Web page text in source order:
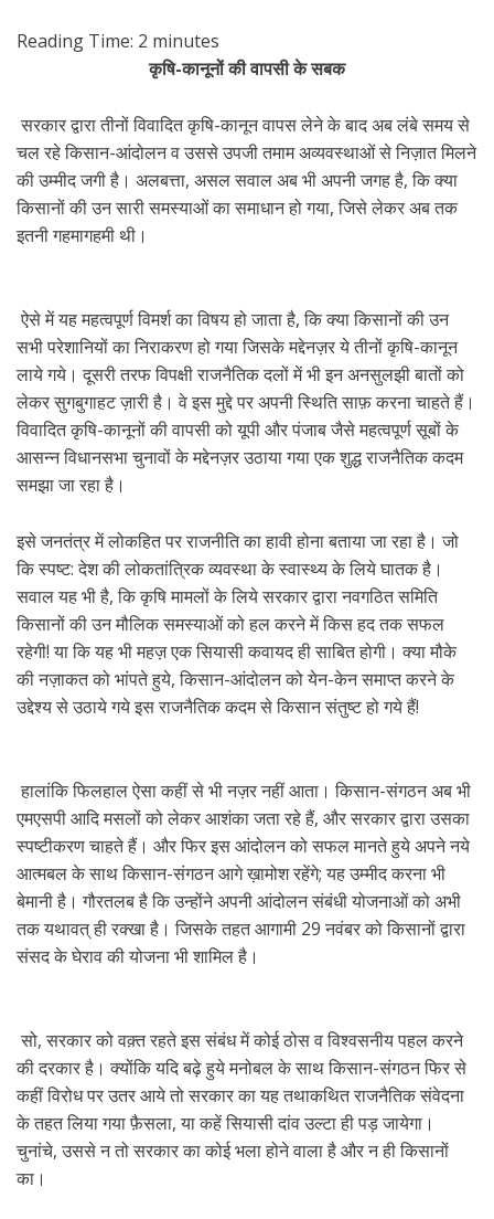
Reading Time: 2 minutes
कृषि-कानूनों की वापसी के सबक
सरकार द्वारा तीनों विवादित कृषि-कानून वापस लेने के बाद अब लंबे समय से
चल रहे किसान-आंदोलन व उससे उपजी तमाम अव्यवस्थाओं से निज़ात मिलने
की उम्मीद जगी है। अलबत्ता, असल सवाल अब भी अपनी जगह है, कि क्या
किसानों की उन सारी समस्याओं का समाधान हो गया, जिसे लेकर अब तक
इतनी गहमागहमी थी।
ऐसे में यह महत्वपूर्ण विमर्श का विषय हो जाता है, कि क्या किसानों की उन
सभी परेशानियों का निराकरण हो गया जिसके मद्देनज़र ये तीनों कृषि-कानून
लाये गये। दूसरी तरफ विपक्षी राजनैतिक दलों में भी इन अनसुलझी बातों को
लेकर सुगबुगाहट ज़ारी है। वे इस मुद्दे पर अपनी स्थिति साफ़ करना चाहते हैं।
विवादित कृषि-कानूनों की वापसी को यूपी और पंजाब जैसे महत्वपूर्ण सूबों के
आसन्न विधानसभा चुनावों के मद्देनज़र उठाया गया एक शुद्ध राजनैतिक कदम
समझा जा रहा है।
इसे जनतंत्र में लोकहित पर राजनीति का हावी होना बताया जा रहा है। जो
कि स्पष्ट: देश की लोकतांत्रिक व्यवस्था के स्वास्थ्य के लिये घातक है।
सवाल यह भी है, कि कृषि मामलों के लिये सरकार द्वारा नवगठित समिति
किसानों की उन मौलिक समस्याओं को हल करने में किस हद तक सफल
रहेगी! या कि यह भी महज़ एक सियासी कवायद ही साबित होगी। क्या मौके
की नज़ाकत को भांपते हुये, किसान-आंदोलन को येन-केन समाप्त करने के
उद्देश्य से उठाये गये इस राजनैतिक कदम से किसान संतुष्ट हो गये हैं!
हालांकि फिलहाल ऐसा कहीं से भी नज़र नहीं आता। किसान-संगठन अब भी
एमएसपी आदि मसलों को लेकर आशंका जता रहे हैं, और सरकार द्वारा उसका
स्पष्टीकरण चाहते हैं। और फिर इस आंदोलन को सफल मानते हुये अपने नये
आत्मबल के साथ किसान-संगठन आगे ख़ामोश रहेंगे; यह उम्मीद करना भी
बेमानी है। गौरतलब है कि उन्होंने अपनी आंदोलन संबंधी योजनाओं को अभी
तक यथावत् ही रक्खा है। जिसके तहत आगामी 29 नवंबर को किसानों द्वारा
संसद के घेराव की योजना भी शामिल है।
सो, सरकार को वक़्त रहते इस संबंध में कोई ठोस व विश्वसनीय पहल करने
की दरकार है। क्योंकि यदि बढ़े हुये मनोबल के साथ किसान-संगठन फिर से
कहीं विरोध पर उतर आये तो सरकार का यह तथाकथित राजनैतिक संवेदना
के तहत लिया गया फ़ैसला, या कहें सियासी दांव उल्टा ही पड़ जायेगा।
चुनांचे, उससे न तो सरकार का कोई भला होने वाला है और न ही किसानों
का।